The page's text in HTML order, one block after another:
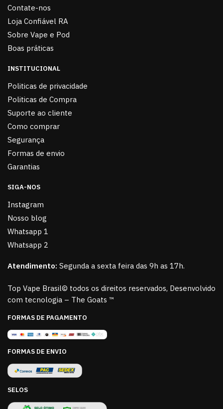
Contate-nos
Loja Confiável RA
Sobre Vape e Pod
Boas práticas
INSTITUCIONAL
Politicas de privacidade
Politicas de Compra
Suporte ao cliente
Como comprar
Segurança
Formas de envio
Garantias
SIGA-NOS
Instagram
Nosso blog
Whatsapp 1
Whatsapp 2
Atendimento: Segunda a sexta feira das 9h as 17h.
Top Vape Brasil© todos os direitos reservados, Desenvolvido
com tecnologia – The Goats ™
FORMAS DE PAGAMENTO
FORMAS DE ENVIO
SELOS